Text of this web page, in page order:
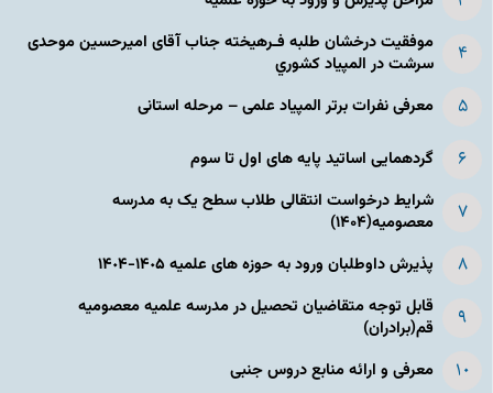
موفقیت درخشان طلبه فـرهیخته جناب آقای امیرحسین موحدی
سرشت در المپياد كشوري
معرفی نفرات برتر المپیاد علمی – مرحله استانی
گردهمایی اساتید پایه های اول تا سوم
شرایط درخواست انتقالی طلاب سطح یک به مدرسه
معصومیه(۱۴۰۴)
پذیرش داوطلبان ورود به حوزه های علمیه ١۴٠۵-١۴٠۴
قابل توجه متقاضیان تحصیل در مدرسه علمیه معصومیه
قم(برادران)
معرفی و ارائه منابع دروس جنبی